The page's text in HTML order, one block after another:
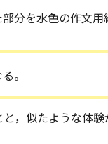
分を水色の作文用
。
，似たような体